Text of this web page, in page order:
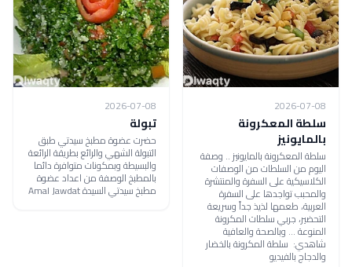
2026-07-08
سلطة المعكرونة
بالمايونيز
سلطة المعكرونة بالمايونيز .. وصفة
اليوم من السلطات من الوصفات
الكلاسيكية على السفرة والمنتشرة
والمحبب تواجدها على السفرة
العربية، طعمها لذيذ جداً وسريعة
التحضير، جربي سلطات المكرونة
المنوعة ... وبالصحة والعافية
شاهدي: سلطة المكرونة بالخضار
والدجاج بالفيديو
2026-07-08
تبولة
حضرت عضوة مطبخ سيدتي طبق
التبولة الشهي والرائع بطريقة الرائعة
والبسيطة وبمكونات متوافرة دائما
بالمطبخ الوصفة من اعداد عضوة
مطبخ سيدتي السيدة Amal Jawdat